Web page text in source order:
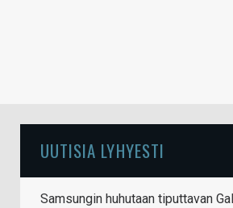
UUTISIA LYHYESTI
Samsungin huhutaan tiputtavan